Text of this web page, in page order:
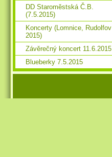
DD Staroměstská Č.B.
(7.5.2015)
Koncerty (Lomnice, Rudolfov
2015)
Závěrečný koncert 11.6.2015
Blueberky 7.5.2015